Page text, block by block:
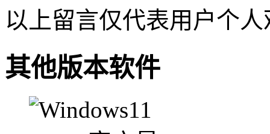
以上留言仅代表用户个
其他版本软件